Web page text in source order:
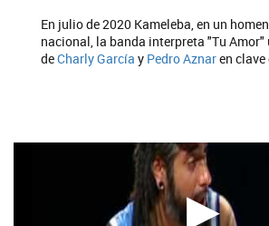
En julio de 2020 Kameleba, en un
nacional, la banda interpreta "Tu Amor"
deCharly García y Pedro Aznaren clave